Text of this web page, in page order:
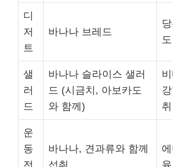
디
저
트
바나나 브레드
샐
러
드
바나나 슬라이스 샐러
드 (시금치, 아보카도
와 함께)
취
운
동
바나나, 견과류와 함께